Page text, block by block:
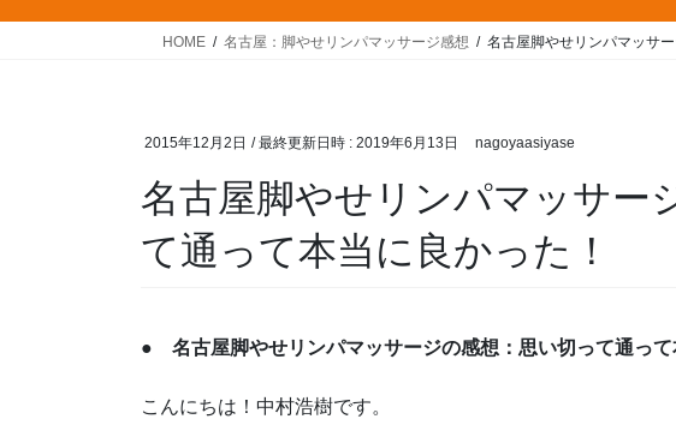
HOME 名古屋：脚やせリンパマッサージ感想 名古屋脚やせリンパマッサ
2015年12月2日 / 最終更新日時 : 2019年6月13日 nagoyaasiyase
名古屋脚やせリンパマッサー
て通って本当に良かった！
● 名古屋脚やせリンパマッサージの感想：思い切って通って
こんにちは！中村浩樹です。